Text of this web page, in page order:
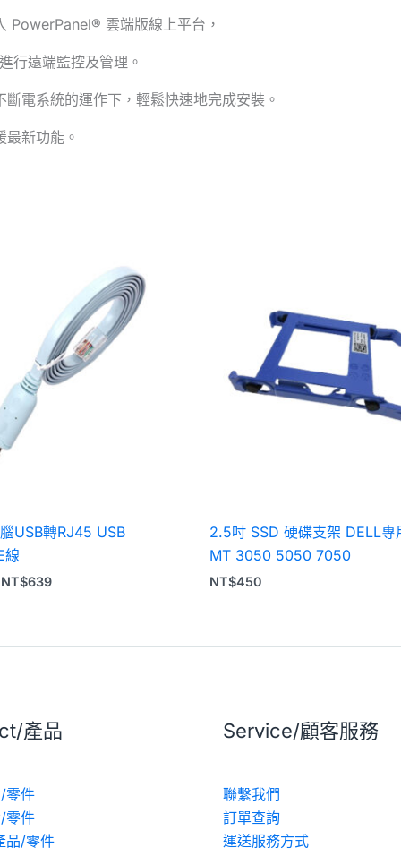
PowerPanel® 雲端版線上平台，
行遠端監控及管理。
電系統的運作下，輕鬆快速地完成安裝。
新功能。
USB轉RJ45 USB
線
NT$639
圍：
NT$369
到
NT$639
2.5吋 SSD 硬碟支架 DELL
MT 3050 5050 7050
NT$450
產品
零件
零件
品/零件
Service/顧客服務
聯繫我們
訂單查詢
運送服務方式